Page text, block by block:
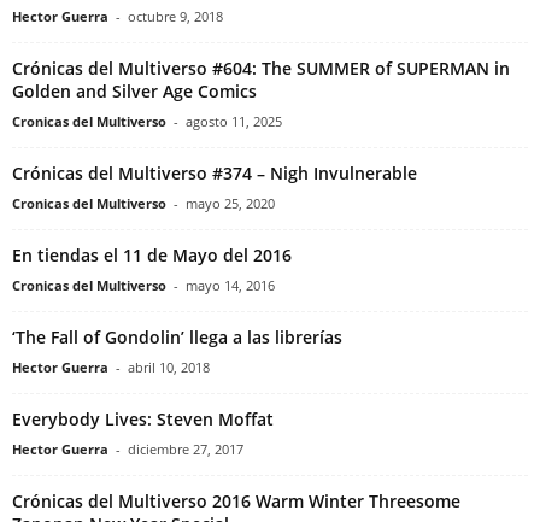
Hector Guerra - octubre 9, 2018
Crónicas del Multiverso #604: The SUMMER of SUPERMAN in
Golden and Silver Age Comics
Cronicas del Multiverso - agosto 11, 2025
Crónicas del Multiverso #374 – Nigh Invulnerable
Cronicas del Multiverso - mayo 25, 2020
En tiendas el 11 de Mayo del 2016
Cronicas del Multiverso - mayo 14, 2016
‘The Fall of Gondolin’ llega a las librerías
Hector Guerra - abril 10, 2018
Everybody Lives: Steven Moffat
Hector Guerra - diciembre 27, 2017
Crónicas del Multiverso 2016 Warm Winter Threesome